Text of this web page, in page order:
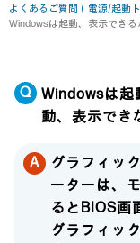
よくあるご質問（電源/起動
Windowsは起動、表示でき
Windowsは起
動、表示でき
グラフィッ
ーターは、
るとBIOS画
グラフィッ